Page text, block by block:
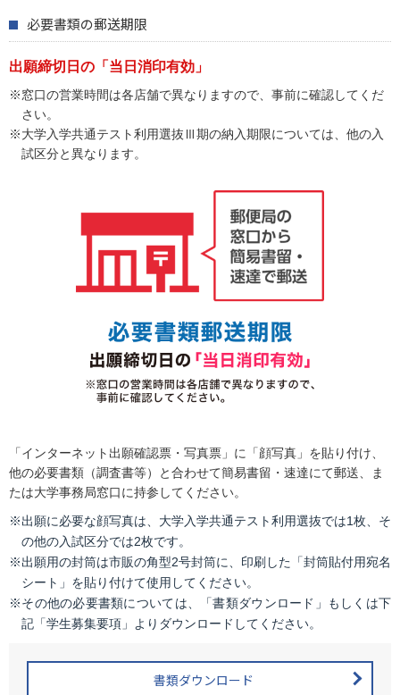
必要書類の郵送期限
出願締切日の「当日消印有効」
※窓口の営業時間は各店舗で異なりますので、事前に確認してくだ
さい。
※大学入学共通テスト利用選抜Ⅲ期の納入期限については、他の入
試区分と異なります。
「インターネット出願確認票・写真票」に「顔写真」を貼り付け、
他の必要書類（調査書等）と合わせて簡易書留・速達にて郵送、ま
たは大学事務局窓口に持参してください。
※出願に必要な顔写真は、大学入学共通テスト利用選抜では1枚、そ
の他の入試区分では2枚です。
※出願用の封筒は市販の角型2号封筒に、印刷した「封筒貼付用宛名
シート」を貼り付けて使用してください。
※その他の必要書類については、「書類ダウンロード」もしくは下
記「学生募集要項」よりダウンロードしてください。
書類ダウンロード